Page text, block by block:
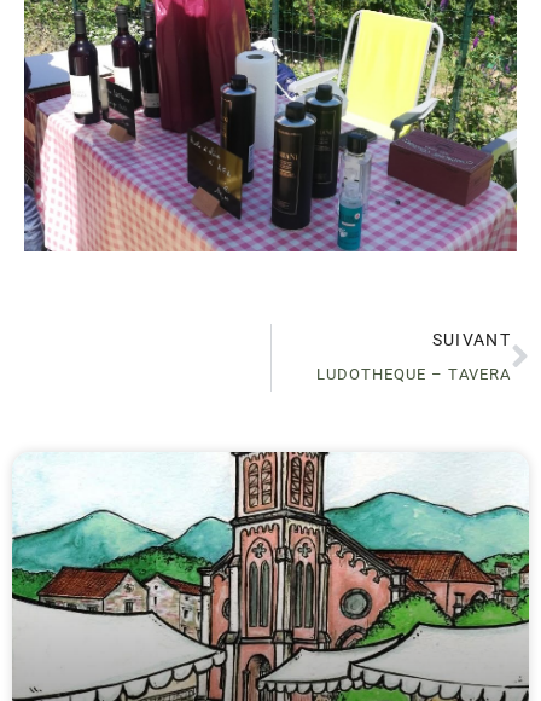
SUIVANT
LUDOTHEQUE – TAVERA